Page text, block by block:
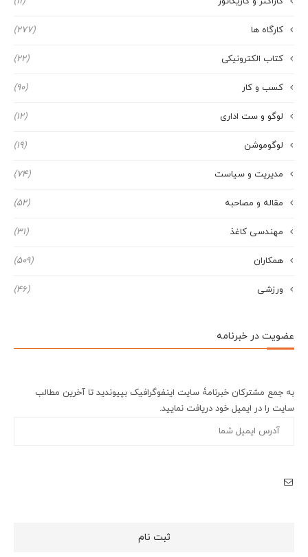
کارگاه ها (277)
کتاب الکترونیکی (22)
کسب و کار (90)
لوگو و ست اداری (12)
لوگوموشن (19)
مدیریت و سیاست (74)
مقاله و مصاحبه (52)
مهندسی کاغذ (31)
همکاران (509)
ورزشی (46)
عضویت در خبرنامه
به جمع مشترکان خبرنامۀ سایت اینفوگرافیک بپیوندید تا آخرین مطالب
سایت را در ایمیل خود دریافت نمایید.